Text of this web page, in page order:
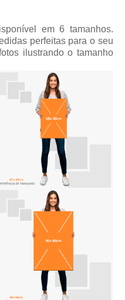
em 6 tamanhos.
perfeitas para o seu
ilustrando o tamanho